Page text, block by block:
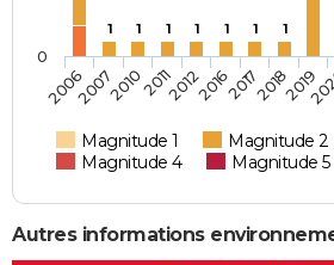
1 1 1 1 1 1 1
Magnitude 1 Magnitude 2
Magnitude 4
Magnitude 5
200620072010201120122016201720182019
0
Autres informations